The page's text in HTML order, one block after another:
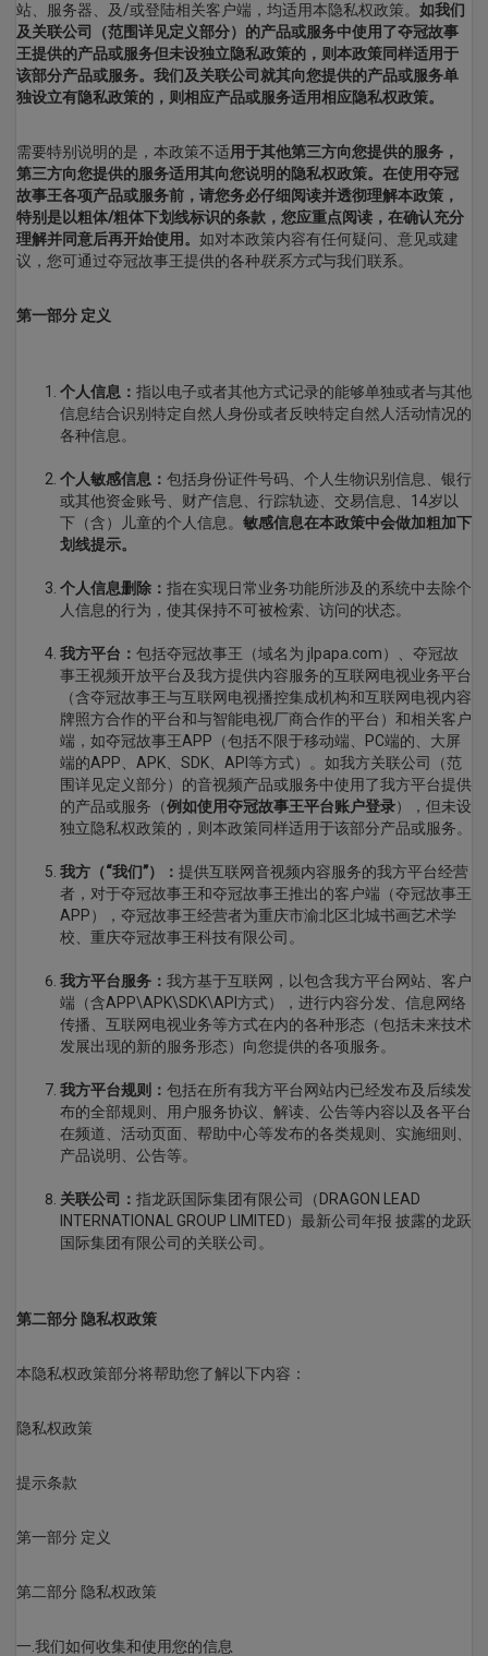
站、服务器、及/或登陆相关客户端，均适用本隐私权政策。 如我们
及关联公司（范围详见定义部分）的产品或服务中使用了夺冠故事
王提供的产品或服务但未设独立隐私政策的，则本政策同样适用于
该部分产品或服务。我们及关联公司就其向您提供的产品或服务单
独设立有隐私政策的，则相应产品或服务适用相应隐私权政策。
需要特别说明的是，本政策不适用于其他第三方向您提供的服务，
第三方向您提供的服务适用其向您说明的隐私权政策。在使用夺冠
故事王各项产品或服务前，请您务必仔细阅读并透彻理解本政策，
特别是以粗体/粗体下划线标识的条款，您应重点阅读，在确认充分
理解并同意后再开始使用。 如对本政策内容有任何疑问、意见或建
议，您可通过夺冠故事王提供的各种联系方式与我们联系。
第一部分 定义
个人信息： 指以电子或者其他方式记录的能够单独或者与其他
信息结合识别特定自然人身份或者反映特定自然人活动情况的
各种信息。
个人敏感信息： 包括身份证件号码、个人生物识别信息、银行
或其他资金账号、财产信息、行踪轨迹、交易信息、14岁以
下（含）儿童的个人信息。 敏感信息在本政策中会做加粗加下
划线提示。
个人信息删除： 指在实现日常业务功能所涉及的系统中去除个
人信息的行为，使其保持不可被检索、访问的状态。
我方平台： 包括夺冠故事王（域名为 jlpapa.com）、夺冠故
事王视频开放平台及我方提供内容服务的互联网电视业务平台
（含夺冠故事王与互联网电视播控集成机构和互联网电视内容
牌照方合作的平台和与智能电视厂商合作的平台）和相关客户
端，如夺冠故事王APP（包括不限于移动端、PC端的、大屏
端的APP、APK、SDK、API等方式）。如我方关联公司（范
围详见定义部分）的音视频产品或服务中使用了我方平台提供
的产品或服务（例如使用夺冠故事王平台账户登录），但未设
独立隐私权政策的，则本政策同样适用于该部分产品或服务。
我方（“我们”）： 提供互联网音视频内容服务的我方平台经营
者，对于夺冠故事王和夺冠故事王推出的客户端（夺冠故事王
APP），夺冠故事王经营者为重庆市渝北区北城书画艺术学
校、重庆夺冠故事王科技有限公司。
我方平台服务： 我方基于互联网，以包含我方平台网站、客户
端（含APP\APK\SDK\API方式），进行内容分发、信息网络
传播、互联网电视业务等方式在内的各种形态（包括未来技术
发展出现的新的服务形态）向您提供的各项服务。
我方平台规则： 包括在所有我方平台网站内已经发布及后续发
布的全部规则、用户服务协议、解读、公告等内容以及各平台
在频道、活动页面、帮助中心等发布的各类规则、实施细则、
产品说明、公告等。
关联公司： 指龙跃国际集团有限公司（DRAGON LEAD
INTERNATIONAL GROUP LIMITED）最新公司年报 披露的龙跃
国际集团有限公司的关联公司。
第二部分 隐私权政策
本隐私权政策部分将帮助您了解以下内容：
隐私权政策
提示条款
第一部分 定义
第二部分 隐私权政策
一.我们如何收集和使用您的信息